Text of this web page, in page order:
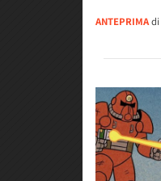
ANTEPRIMAdi